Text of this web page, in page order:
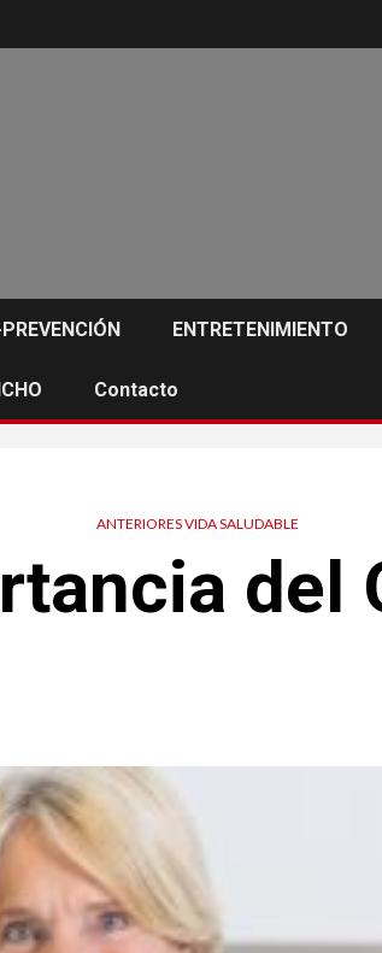
ENTRETENIMIENTO
Contacto
ANTERIORES VIDA SALUDABLE
del